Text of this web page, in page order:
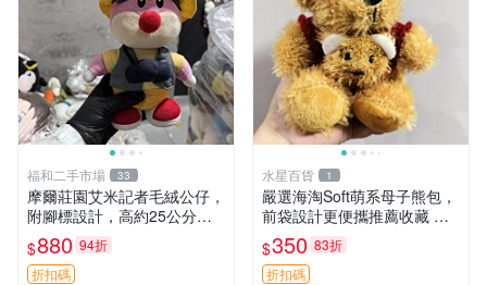
福和二手市場 33
摩爾莊園艾米記者毛絨公仔，
附腳標設計，高約25公分，
全新未拆封，限量珍藏。艾米
記者 毛絨公仔 超萌玩偶
$880 94折
折扣碼
水星百貨 1
嚴選海淘Soft萌系母子熊包，
前袋設計更便攜推薦收藏 母
子熊 軟綿綿 包包
$350 83折
折扣碼